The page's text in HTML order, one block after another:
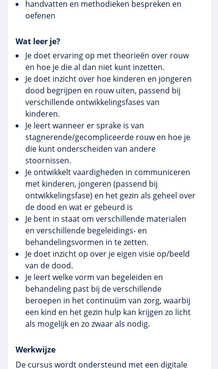
handvatten en methodieken bespreken en
oefenen
Wat leer je?
Je doet ervaring op met theorieën over rouw
en hoe je die al dan niet kunt inzetten.
Je doet inzicht over hoe kinderen en jongeren
dood begrijpen en rouw uiten, passend bij
verschillende ontwikkelingsfases van
kinderen.
Je leert wanneer er sprake is van
stagnerende/gecompliceerde rouw en hoe je
die kunt onderscheiden van andere
stoornissen.
Je ontwikkelt vaardigheden in communiceren
met kinderen, jongeren (passend bij
ontwikkelingsfase) en het gezin als geheel over
de dood en wat er gebeurd is
Je bent in staat om verschillende materialen
en verschillende begeleidings- en
behandelingsvormen in te zetten.
Je doet inzicht op over je eigen visie op/beeld
van de dood.
Je leert welke vorm van begeleiden en
behandeling past bij de verschillende
beroepen in het continuüm van zorg, waarbij
een kind en het gezin hulp kan krijgen zo licht
als mogelijk en zo zwaar als nodig.
Werkwijze
De cursus wordt ondersteund met een digitale